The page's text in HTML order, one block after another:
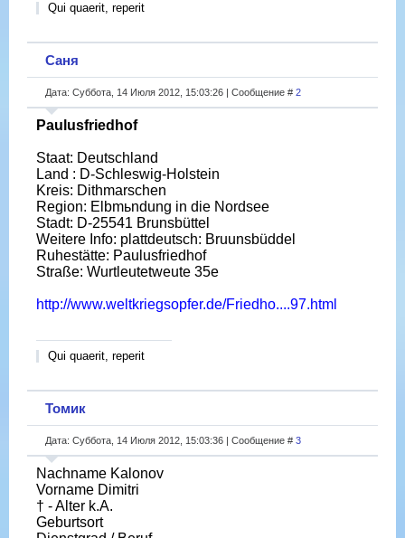
Qui quaerit, reperit
Саня
Дата: Суббота, 14 Июля 2012, 15:03:26 | Сообщение # 2
Paulusfriedhof
Staat: Deutschland
Land : D-Schleswig-Holstein
Kreis: Dithmarschen
Region: Elbmьndung in die Nordsee
Stadt: D-25541 Brunsbüttel
Weitere Info: plattdeutsch: Bruunsbüddel
Ruhestätte: Paulusfriedhof
Straße: Wurtleutetweute 35e
http://www.weltkriegsopfer.de/Friedho....97.html
Qui quaerit, reperit
Томик
Дата: Суббота, 14 Июля 2012, 15:03:36 | Сообщение # 3
Nachname Kalonov
Vorname Dimitri
† - Alter k.A.
Geburtsort